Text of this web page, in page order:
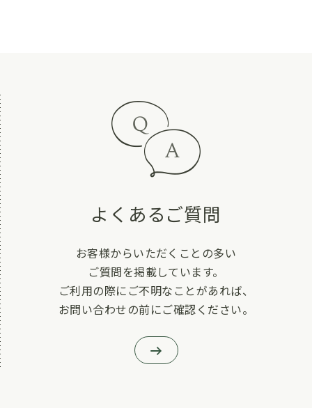
よくあるご質問
お客様からいただくことの多い
ご質問を掲載しています。
ご利用の際にご不明なことがあれば、
お問い合わせの前にご確認ください。